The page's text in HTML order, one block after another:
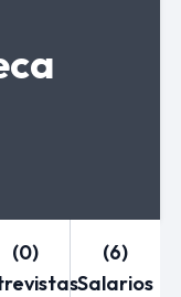
(0)
(6)
Salarios